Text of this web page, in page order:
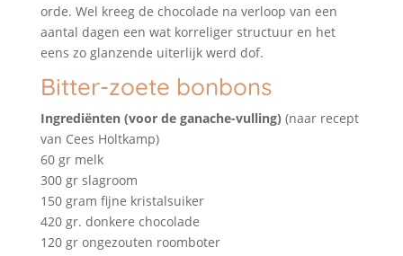
orde. Wel kreeg de chocolade na verloop van een
aantal dagen een wat korreliger structuur en het
eens zo glanzende uiterlijk werd dof.
Bitter-zoete bonbons
Ingrediënten (voor de ganache-vulling) (naar recept
van Cees Holtkamp)
60 gr melk
300 gr slagroom
150 gram fijne kristalsuiker
420 gr. donkere chocolade
120 gr ongezouten roomboter